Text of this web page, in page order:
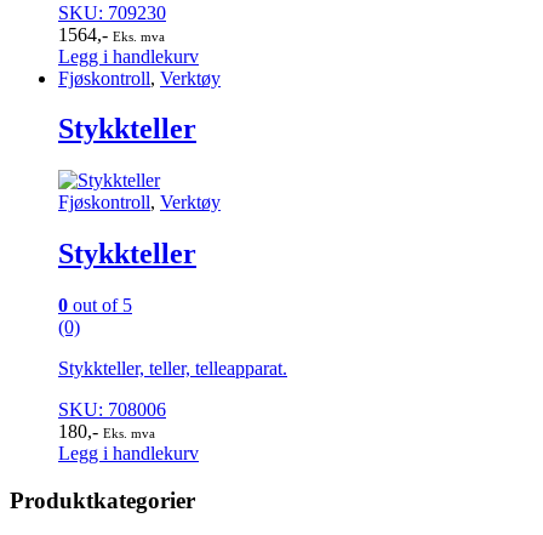
SKU: 709230
1564,- Eks. mva
Legg i handlekurv
Fjøskontroll, Verktøy
Stykkteller
Fjøskontroll, Verktøy
Stykkteller
0 out of 5
(0)
Stykkteller, teller, telleapparat.
SKU: 708006
180,- Eks. mva
Legg i handlekurv
Produktkategorier